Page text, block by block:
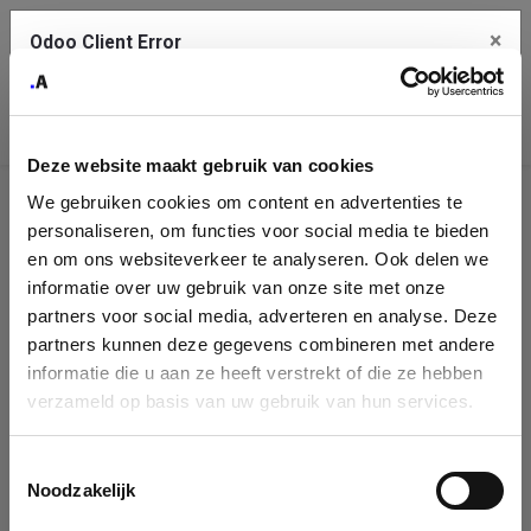
Deze website maakt gebruik van cookies
We gebruiken cookies om content en advertenties te
personaliseren, om functies voor social media te bieden
en om ons websiteverkeer te analyseren. Ook delen we
informatie over uw gebruik van onze site met onze
partners voor social media, adverteren en analyse. Deze
partners kunnen deze gegevens combineren met andere
informatie die u aan ze heeft verstrekt of die ze hebben
verzameld op basis van uw gebruik van hun services.
Noodzakelijk
Company
Identification
Please fill in your company details
You can search a company in our database by name, VAT or
enterprise ID. When a company is selected it will auto-complete the
form. If you don't find your company in our database, you can create
Odoo Client Error ×
service.
See details
Ok